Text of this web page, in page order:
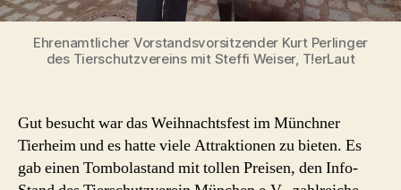
Ehrenamtlicher Vorstandsvorsitzender Kurt Perlinger
des Tierschutzvereins mit Steffi Weiser, T!erLaut
Gut besucht war das Weihnachtsfest im Münchner
Tierheim und es hatte viele Attraktionen zu bieten. Es
gab einen Tombolastand mit tollen Preisen, den Info-